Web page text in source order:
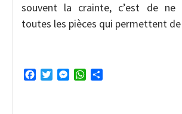
souvent la crainte, c’est de ne
toutes les pièces qui permettent de
FacebookTwitterMessengerWhatsApp